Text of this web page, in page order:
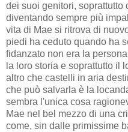
dei suoi genitori, soprattutto
diventando sempre più
vita di Mae si ritrova di
piedi ha ceduto quando ha
fidanzato non era la
la loro storia e soprattutto il
altro che castelli in aria
che può salvarla è la
sembra l'unica cosa
Mae nel bel mezzo di una
come, sin dalle primissime